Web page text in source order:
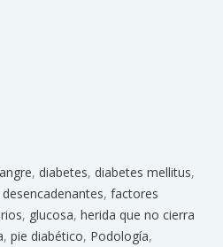
, diabetes, diabetes mellitus,
, factores
, glucosa, herida que no cierra
, pie diabético, Podología,